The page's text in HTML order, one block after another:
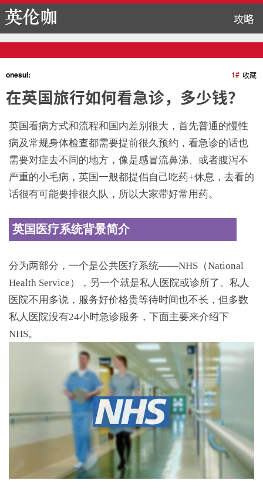
攻略
收藏
1#
onesui:
在英国旅行如何看急诊，多少钱？
英国看病方式和流程和国内差别很大，首先普通的慢性
病及常规身体检查都需要提前很久预约，看急诊的话也
需要对症去不同的地方，像是感冒流鼻涕、或者腹泻不
严重的小毛病，英国一般都提倡自己吃药+休息，去看的
话很有可能要排很久队，所以大家带好常用药。
英国医疗系统背景简介
分为两部分，一个是公共医疗系统——NHS（National
Health Service），另一个就是私人医院或诊所了。私人
医院不用多说，服务好价格贵等待时间也不长，但多数
私人医院没有24小时急诊服务，下面主要来介绍下
NHS。